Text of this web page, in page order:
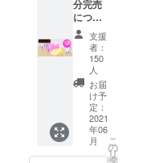
ラーを5
色お選
び下さ
い ↓ お
選び頂
いたカ
ラーで
ウチハ
クを生
産し、
お届け
します
透明
ホログ
ラム ※
箔色は
変更に
なる可
能性が
御座い
ます。
※パッ
ケージ
デザイ
ケー
ショ
ン 5枚
（4cm×
10cm）
●収録カ
ラー
（予
定）
アメジ
スト
キウイ
分完売
につき
追加生
産しま
す★
（内容
は初回
分の12
色フル
セット
と同内
容で
す）
支援
者：
150
人
お届
け予
定：
2021
年06
月
こ
の
リ